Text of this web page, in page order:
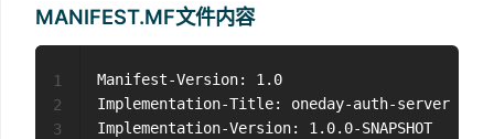
MANIFEST.MF文件内容
Manifest-Version: 1.0
Implementation-Title: oneday-auth-server
Implementation-Version: 1.0.0-SNAPSHOT
1
2
3